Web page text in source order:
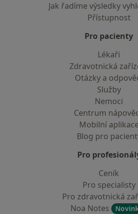
Jak řadíme výsledky
Přístupnost
Pro pacienty
Lékaři
Zdravotnická
Otázky a
Služby
Nemoci
Centrum
Mobilní aplikace
Blog pro
Pro
Ceník
Pro specialisty
Pro zdravotnická
Noa Notes